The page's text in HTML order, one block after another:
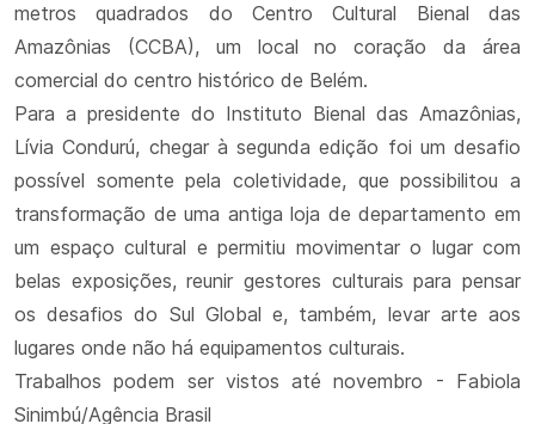
metros quadrados do Centro Cultural Bienal das
Amazônias (CCBA), um local no coração da área
comercial do centro histórico de Belém.
Para a presidente do Instituto Bienal das Amazônias,
Lívia Condurú, chegar à segunda edição foi um desafio
possível somente pela coletividade, que possibilitou a
transformação de uma antiga loja de departamento em
um espaço cultural e permitiu movimentar o lugar com
belas exposições, reunir gestores culturais para pensar
os desafios do Sul Global e, também, levar arte aos
lugares onde não há equipamentos culturais.
Trabalhos podem ser vistos até novembro - Fabiola
Sinimbú/Agência Brasil